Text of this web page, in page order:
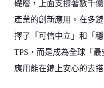
礎層，上面支撐著數千
產業的創新應用。在多
擇了「可信中立」和「
TPS，而是成為全球「
應用能在鏈上安心的去搭